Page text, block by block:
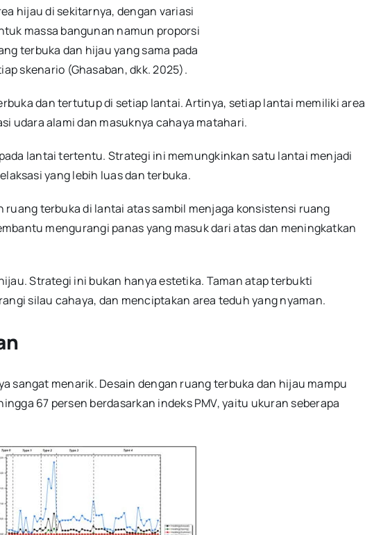
hijau di sekitarnya, dengan variasi
massa bangunan namun proporsi
terbuka dan hijau yang sama pada
skenario (Ghasaban, dkk. 2025).
dan tertutup di setiap lantai. Artinya, setiap lantai memiliki area
udara alami dan masuknya cahaya matahari.
lantai tertentu. Strategi ini memungkinkan satu lantai menjadi
yang lebih luas dan terbuka.
ruang terbuka di lantai atas sambil menjaga konsistensi ruang
mengurangi panas yang masuk dari atas dan meningkatkan
Strategi ini bukan hanya estetika. Taman atap terbukti
silau cahaya, dan menciptakan area teduh yang nyaman.
sangat menarik. Desain dengan ruang terbuka dan hijau mampu
67 persen berdasarkan indeks PMV, yaitu ukuran seberapa